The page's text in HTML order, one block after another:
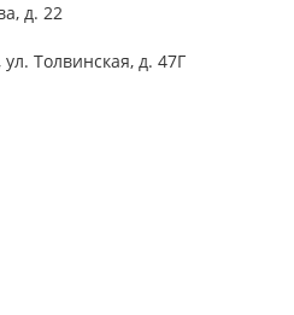
д. 22
Толвинская, д. 47Г